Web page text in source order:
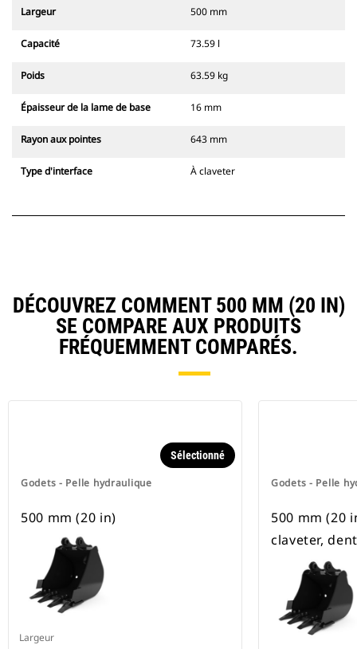
Largeur 500 mm
Capacité 73.59 l
Poids 63.59 kg
Épaisseur de la lame de base 16 mm
Rayon aux pointes 643 mm
Type d'interface À claveter
DÉCOUVREZ COMMENT 500 MM (20 IN)
SE COMPARE AUX PRODUITS
FRÉQUEMMENT COMPARÉS.
Godets - Pelle hydraulique
Sélectionné
500 mm (20 in)
Largeur
Godets - Pelle
500 mm (20
claveter,